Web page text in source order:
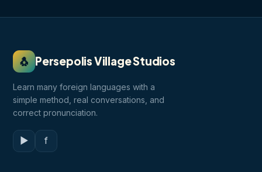
🐧 Persepolis Village Studios
Learn many foreign languages with a
simple method, real conversations, and
correct pronunciation.
▶ f